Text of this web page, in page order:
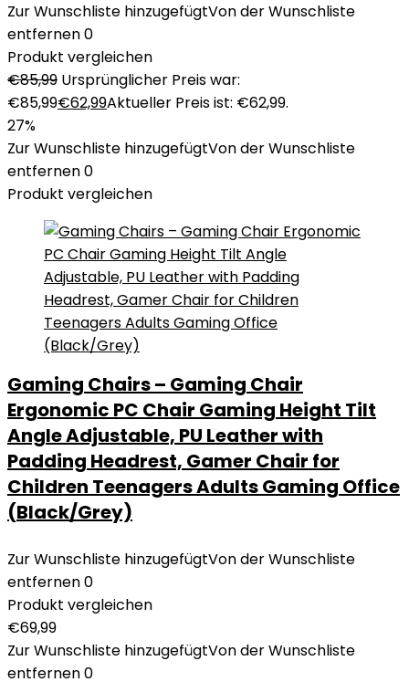
Zur Wunschliste hinzugefügtVon der Wunschliste
entfernen0
Produkt vergleichen
€85,99 Ursprünglicher Preis war:
€85,99€62,99Aktueller Preis ist: €62,99.
27%
Zur Wunschliste hinzugefügtVon der Wunschliste
entfernen0
Produkt vergleichen
Gaming Chairs – Gaming Chair
Ergonomic PC Chair Gaming Height Tilt
Angle Adjustable, PU Leather with
Padding Headrest, Gamer Chair for
Children Teenagers Adults Gaming Office
(Black/Grey)
Zur Wunschliste hinzugefügtVon der Wunschliste
entfernen0
Produkt vergleichen
€69,99
Zur Wunschliste hinzugefügtVon der Wunschliste
entfernen0